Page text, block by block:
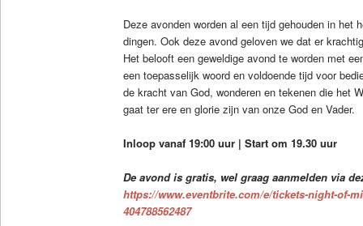
Deze avonden worden al een tijd gehouden in het
dingen. Ook deze avond geloven we dat er
Het belooft een geweldige avond te worden met
een toepasselijk woord en voldoende tijd voor
de kracht van God, wonderen en tekenen die het
gaat ter ere en glorie zijn van onze God en Vader.
Inloop vanaf 19:00 uur | Start om 19.30 uur
De avond is gratis, wel graag aanmelden via
https://www.eventbrite.com/e/tickets-night-of-
404788562487